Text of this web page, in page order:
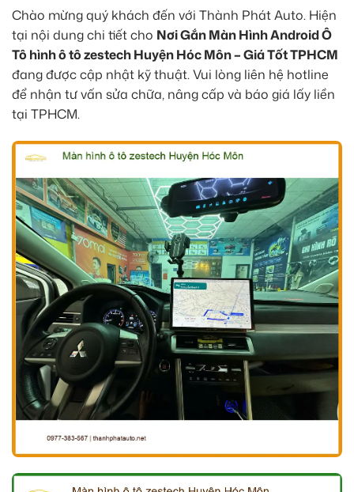
Chào mừng quý khách đến với Thành Phát Auto. Hiện
tại nội dung chi tiết cho Nơi Gắn Màn Hình Android Ô
Tô hình ô tô zestech Huyện Hóc Môn – Giá Tốt TPHCM
đang được cập nhật kỹ thuật. Vui lòng liên hệ hotline
để nhận tư vấn sửa chữa, nâng cấp và báo giá lấy liền
tại TPHCM.